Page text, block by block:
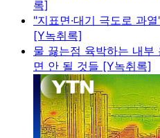
록]
"지표면·대기 극도로 과
[Y녹취록]
물 끓는점 육박하는 내부
면 안 될 것들 [Y녹취록]